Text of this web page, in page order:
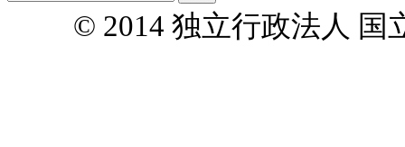
© 2014 独立行政法人 国